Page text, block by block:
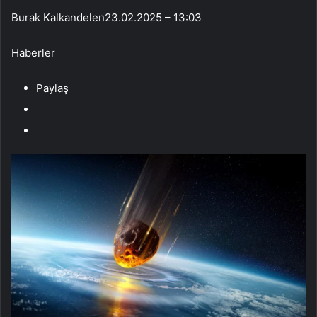
Burak Kalkandelen23.02.2025 – 13:03
Haberler
Paylaş